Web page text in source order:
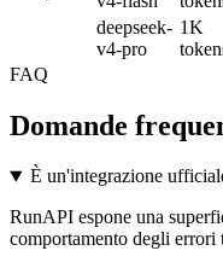
deepseek-
v4-pro
1K
FAQ
Domande
È un'integrazione
RunAPI espone una
comportamento degli errori